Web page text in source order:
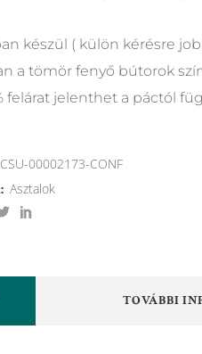
készül ( külön kérésre
a tömör fenyő bútorok
felárat jelenthet a páctól
CSU-00002173-CONF
Asztalok
TOVÁBBI